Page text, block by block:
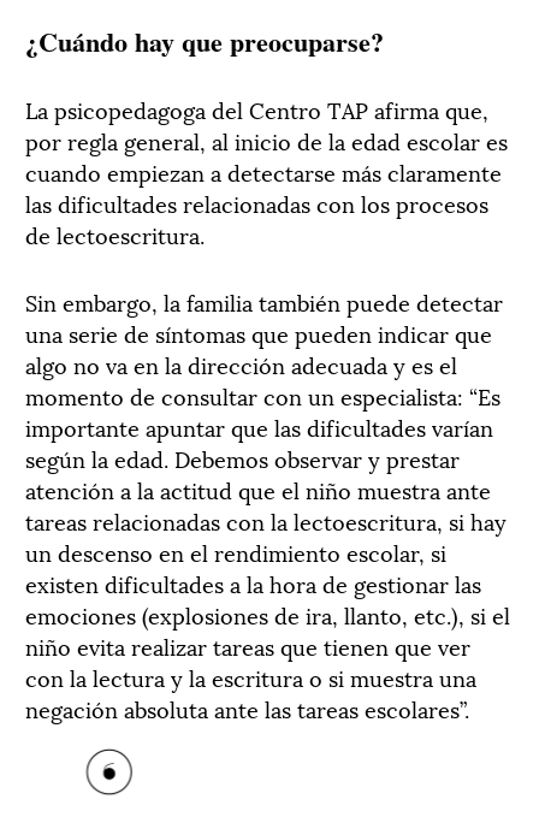
¿Cuándo hay que preocuparse?
La psicopedagoga del Centro TAP afirma que,
por regla general, al inicio de la edad escolar es
cuando empiezan a detectarse más claramente
las dificultades relacionadas con los procesos
de lectoescritura.
Sin embargo, la familia también puede detectar
una serie de síntomas que pueden indicar que
algo no va en la dirección adecuada y es el
momento de consultar con un especialista: “Es
importante apuntar que las dificultades varían
según la edad. Debemos observar y prestar
atención a la actitud que el niño muestra ante
tareas relacionadas con la lectoescritura, si hay
un descenso en el rendimiento escolar, si
existen dificultades a la hora de gestionar las
emociones (explosiones de ira, llanto, etc.), si el
niño evita realizar tareas que tienen que ver
con la lectura y la escritura o si muestra una
negación absoluta ante las tareas escolares”.